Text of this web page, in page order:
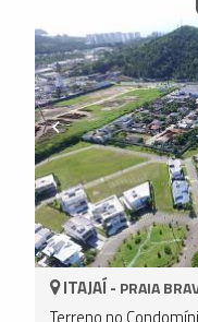
ITAJAÍ - PRAIA
Terreno no